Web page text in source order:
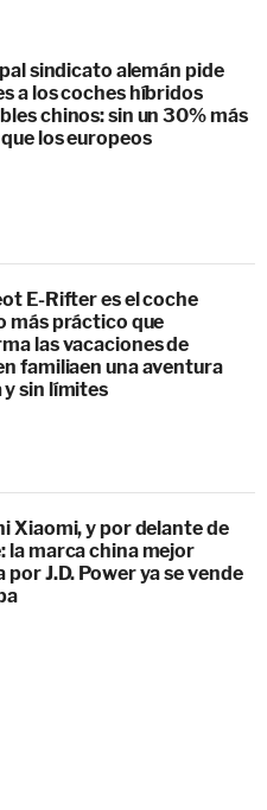
sindicato alemán pide
a los coches híbridos
chinos: sin un 30% más
los europeos
E-Rifter es el coche
más práctico que
las vacaciones de
familiaen una aventura
sin límites
Xiaomi, y por delante de
la marca china mejor
por J.D. Power ya se vende